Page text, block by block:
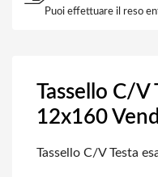
Puoi effettuare il reso
Tassello C/V
12x160
Tassello C/V Testa